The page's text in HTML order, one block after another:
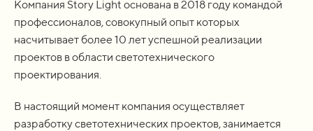
Компания Story Light основана в 2018 году командой
профессионалов, совокупный опыт которых
насчитывает более 10 лет успешной реализации
проектов в области светотехнического
проектирования.
В настоящий момент компания осуществляет
разработку светотехнических проектов, занимается